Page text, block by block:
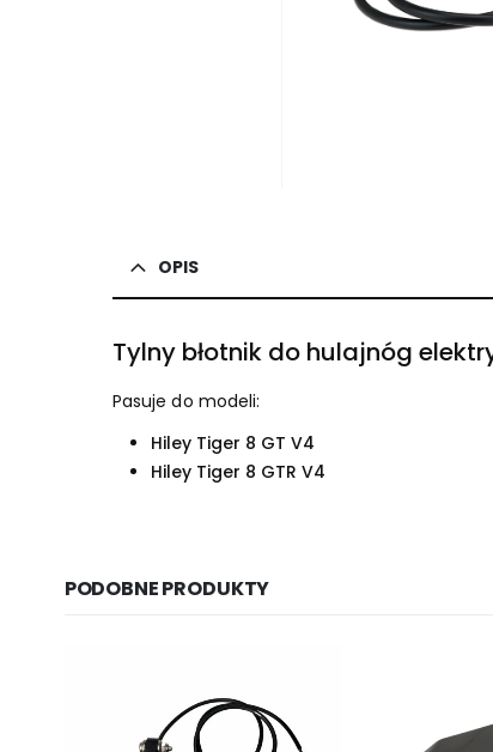
OPIS
Tylny błotnik do hulajnóg
Pasuje do modeli:
Hiley Tiger 8 GT V4
Hiley Tiger 8 GTR V4
PODOBNE PRODUKTY